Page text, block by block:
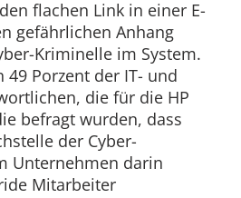
flachen Link in einer E-
gefährlichen Anhang
Kriminelle im System.
49 Porzent der IT- und
die für die HP
befragt wurden, dass
der Cyber-
Unternehmen darin
Mitarbeiter